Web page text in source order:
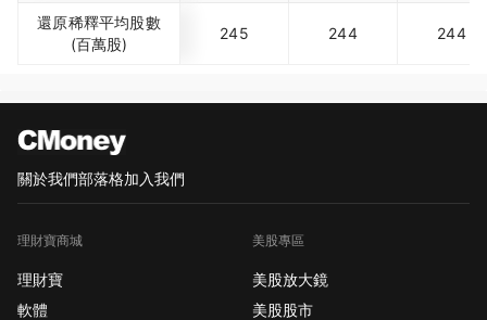
還原稀釋平均股數
(百萬股)
245 244 244
關於我們部落格加入我們
理財寶商城
理財寶
軟體
美股專區
美股放大鏡
美股股市